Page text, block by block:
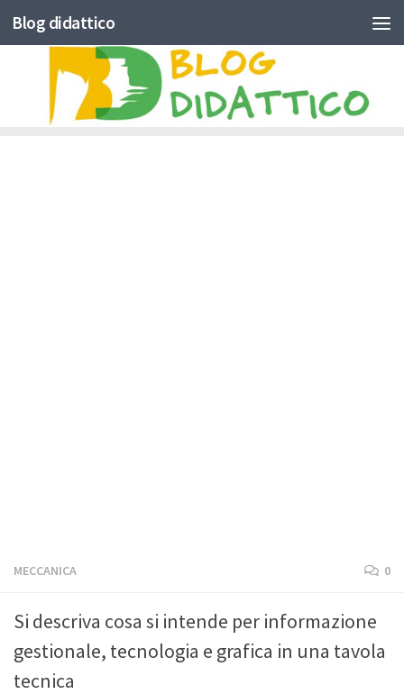
Skip to content
Blog didattico
MECCANICA 0
Si descriva cosa si intende per informazione
gestionale, tecnologia e grafica in una tavola
tecnica